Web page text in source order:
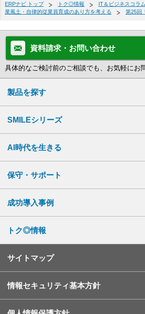
ERPナビ トップ トク◎情報 IT＆ビジネスコラム
業風土・自律的従業員育成のあり方を考える
第25回
資料請求・お問い合わせ
具体的なご検討前のご相談でも、お気軽にお
製品を探す
SMILEシリーズ
AI時代を生きる
保守・サポート
成功導入事例
トク◎情報
サイトマップ
情報セキュリティ基本方針